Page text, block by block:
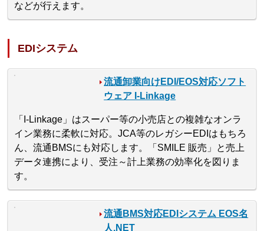
などが行えます。
EDIシステム
流通卸業向けEDI/EOS対応ソフト
ウェア I-Linkage
「I-Linkage」はスーパー等の小売店との複雑なオンラ
イン業務に柔軟に対応。JCA等のレガシーEDIはもちろ
ん、流通BMSにも対応します。「SMILE 販売」と売上
データ連携により、受注～計上業務の効率化を図りま
す。
流通BMS対応EDIシステム EOS名
人.NET